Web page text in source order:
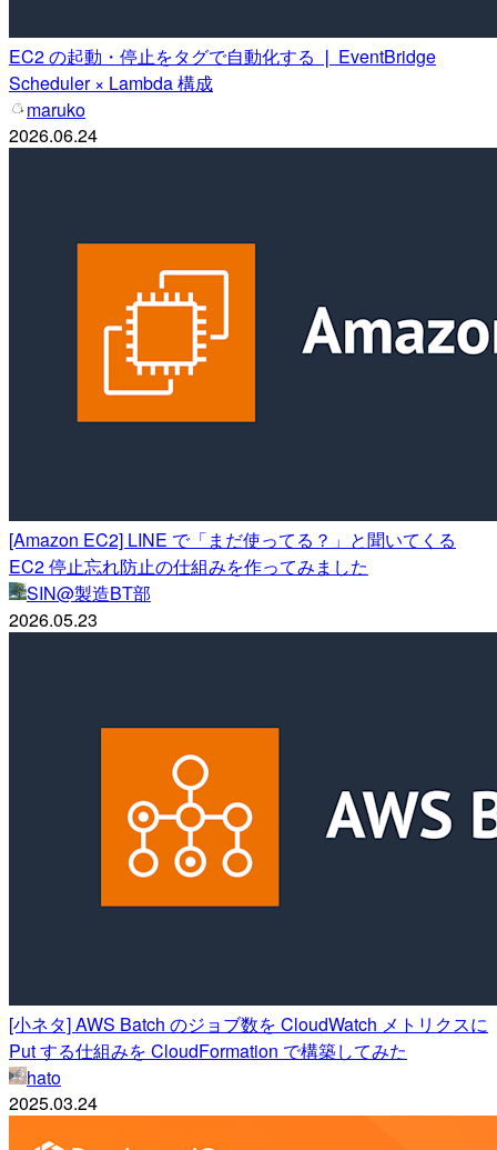
EC2 の起動・停止をタグで自動化する ❘ EventBridge
Scheduler × Lambda 構成
maruko
2026.06.24
[Amazon EC2] LINE で「まだ使ってる？」と聞いてくる
EC2 停止忘れ防止の仕組みを作ってみました
SIN@製造BT部
2026.05.23
[小ネタ] AWS Batch のジョブ数を CloudWatch メトリクスに
Put する仕組みを CloudFormation で構築してみた
hato
2025.03.24